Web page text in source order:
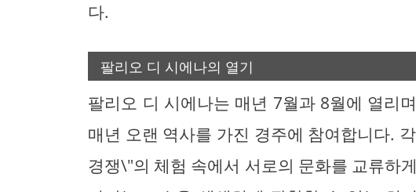
다.
팔리오 디 시에나의 열기
팔리오 디 시에나는 매년 7월과 8월에 열리
매년 오랜 역사를 가진 경주에 참여합니다.
경쟁\"의 체험 속에서 서로의 문화를 교류하